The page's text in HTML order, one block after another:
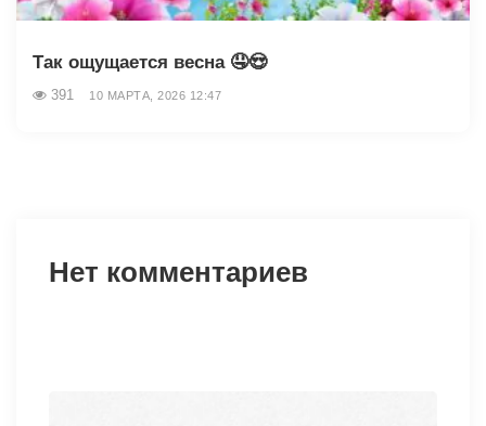
Так ощущается весна 🤤😍
391 10 МАРТА, 2026 12:47
Нет комментариев